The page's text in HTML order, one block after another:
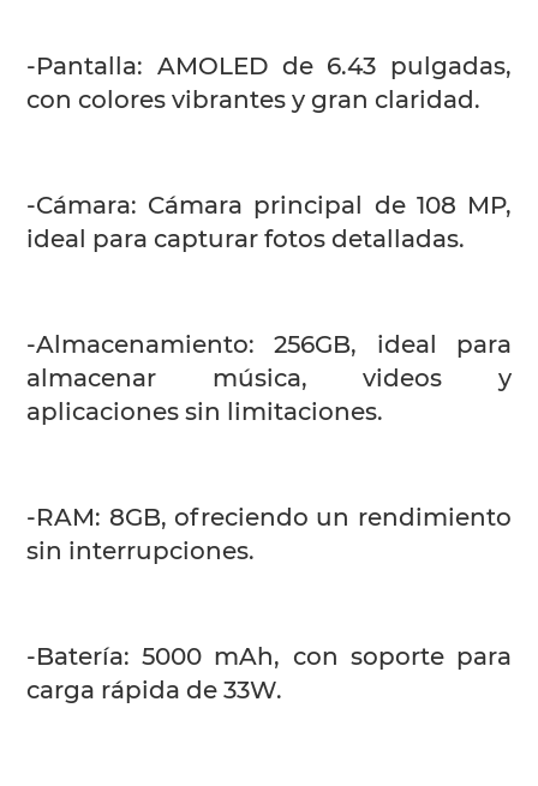
-Pantalla: AMOLED de 6.43 pulgadas,
con colores vibrantes y gran claridad.
-Cámara: Cámara principal de 108 MP,
ideal para capturar fotos detalladas.
-Almacenamiento: 256GB, ideal para
almacenar música, videos y
aplicaciones sin limitaciones.
-RAM: 8GB, ofreciendo un rendimiento
sin interrupciones.
-Batería: 5000 mAh, con soporte para
carga rápida de 33W.